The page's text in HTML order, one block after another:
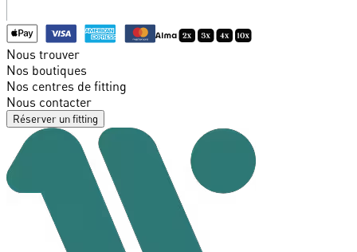
Nous trouver
Nos boutiques
Nos centres de fitting
Nous contacter
Réserver un fitting